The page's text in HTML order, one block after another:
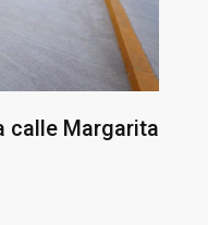
calle Margarita